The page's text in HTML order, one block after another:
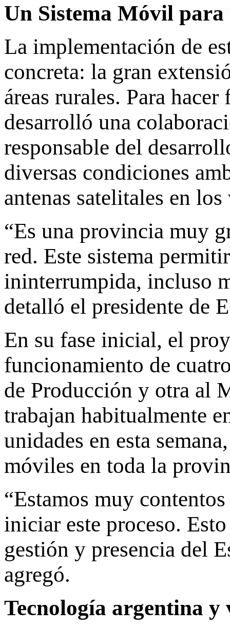
Un Sistema Móvil
La implementación de
concreta: la gran
áreas rurales. Para
desarrolló una
responsable del
diversas condiciones
antenas satelitales en
“Es una provincia muy
red. Este sistema
ininterrumpida, incluso
detalló el presidente de
En su fase inicial, el
funcionamiento de
de Producción y otra al
trabajan habitualmente
unidades en esta
móviles en toda la
“Estamos muy
iniciar este proceso.
gestión y presencia del
agregó.
Tecnología argentina